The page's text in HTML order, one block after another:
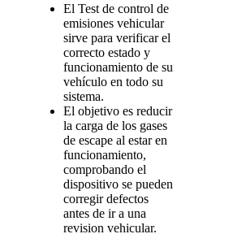
El Test de control de
emisiones vehicular
sirve para verificar el
correcto estado y
funcionamiento de su
vehículo en todo su
sistema.
El objetivo es reducir
la carga de los gases
de escape al estar en
funcionamiento,
comprobando el
dispositivo se pueden
corregir defectos
antes de ir a una
revision vehicular.